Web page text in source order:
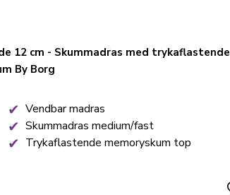
12 cm - Skummadras med trykaflastende
By Borg
Vendbar madras
Skummadras medium/fast
Trykaflastende memoryskum top